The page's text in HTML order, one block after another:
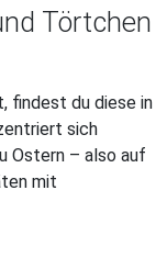
Törtchen
findest du diese in
sich
Ostern – also auf
mit